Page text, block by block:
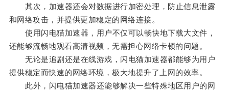
其次，加速器还会对数据进行加密处理，防止信息泄露
和网络攻击，并提供更加稳定的网络连接。
使用闪电猫加速器，用户不仅可以畅快地下载大文件，
还能够流畅地观看高清视频，无需担心网络卡顿的问题。
无论是追剧还是在线游戏，闪电猫加速器都能够为用户
提供稳定而快速的网络环境，极大地提升了上网的效率。
此外，闪电猫加速器还能够解决一些特殊地区用户的网